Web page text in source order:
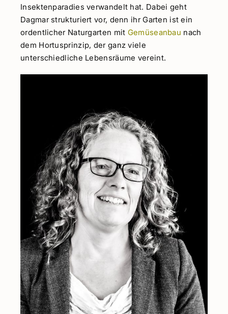
Insektenparadies verwandelt hat. Dabei geht
Dagmar strukturiert vor, denn ihr Garten ist ein
ordentlicher Naturgarten mit Gemüseanbau nach
dem Hortusprinzip, der ganz viele
unterschiedliche Lebensräume vereint.